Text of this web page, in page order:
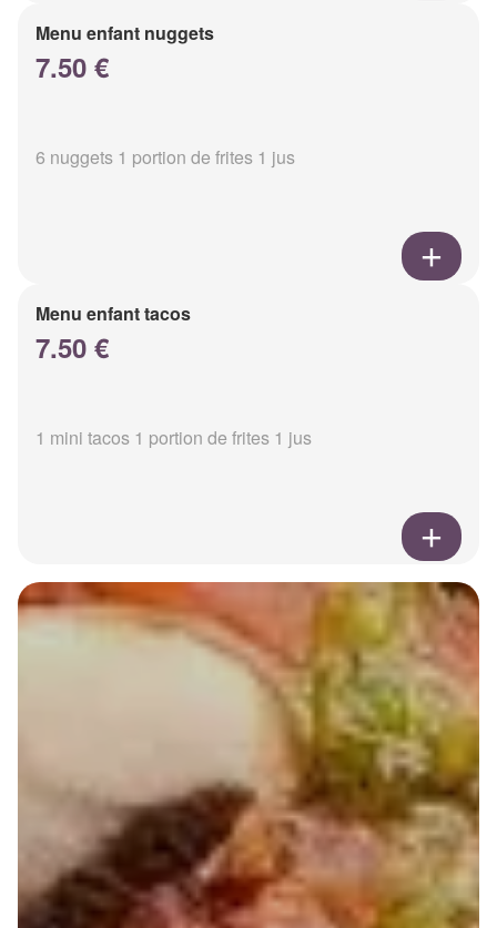
Menu enfant nuggets
7.50 €
6 nuggets 1 portion de frites 1 jus
Menu enfant tacos
7.50 €
1 mini tacos 1 portion de frites 1 jus